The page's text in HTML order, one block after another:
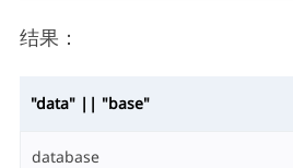
结果：
"data" || "base"
database